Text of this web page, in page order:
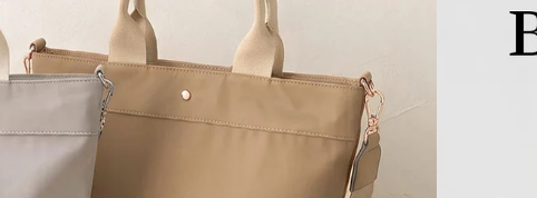
ブレスレット・
バングル
ブローチ
スマートフォン
ポシェット
ハンドバッグ
ボストンバッグ
ム・キーホルダ
ー
ウエア
扇子・ファン
ストール・ハッ